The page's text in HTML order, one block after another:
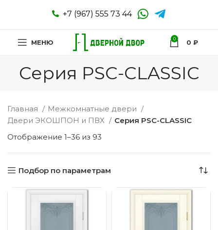
+7 (967) 555 73 44
МЕНЮ 0 0 ₽
Серия PSC-CLASSIC
Главная
Межкомнатные двери
Двери ЭКОШПОН и ПВХ
Серия PSC-CLASSIC
Отображение 1–36 из 93
Подбор по параметрам